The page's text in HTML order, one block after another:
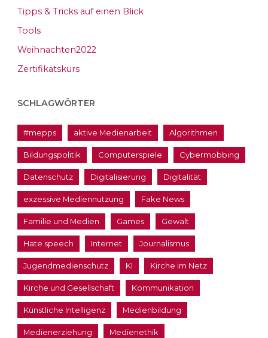
Tipps & Tricks auf einen Blick
Tools
Weihnachten2022
Zertifikatskurs
SCHLAGWÖRTER
#mepps aktive Medienarbeit Algorithmen
Bildungspolitik Computerspiele Cybermobbing
Datenschutz Digitalisierung Digitalität
exzessive Mediennutzung Fake News
Familie und Medien Games Gewalt
Hate speech Internet Journalismus
Jugendmedienschutz KI Kirche im Netz
Kirche und Gesellschaft Kommunikation
Künstliche Intelligenz Medienbildung
Medienerziehung Medienethik